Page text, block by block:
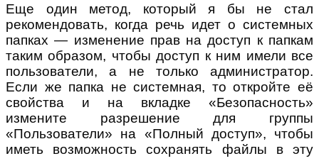
Еще один метод, который я бы не стал
рекомендовать, когда речь идет о системных
папках — изменение прав на доступ к папкам
таким образом, чтобы доступ к ним имели все
пользователи, а не только администратор.
Если же папка не системная, то откройте её
свойства и на вкладке «Безопасность»
измените разрешение для группы
«Пользователи» на «Полный доступ», чтобы
иметь возможность сохранять файлы в эту